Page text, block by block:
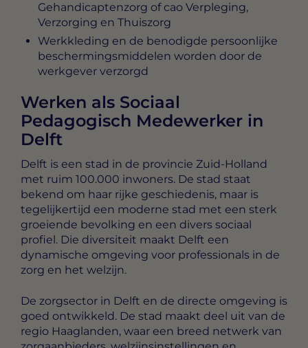
Gehandicaptenzorg of cao Verpleging,
Verzorging en Thuiszorg
Werkkleding en de benodigde persoonlijke
beschermingsmiddelen worden door de
werkgever verzorgd
Werken als Sociaal
Pedagogisch Medewerker in
Delft
Delft is een stad in de provincie Zuid-Holland
met ruim 100.000 inwoners. De stad staat
bekend om haar rijke geschiedenis, maar is
tegelijkertijd een moderne stad met een sterk
groeiende bevolking en een divers sociaal
profiel. Die diversiteit maakt Delft een
dynamische omgeving voor professionals in de
zorg en het welzijn.
De zorgsector in Delft en de directe omgeving is
goed ontwikkeld. De stad maakt deel uit van de
regio Haaglanden, waar een breed netwerk van